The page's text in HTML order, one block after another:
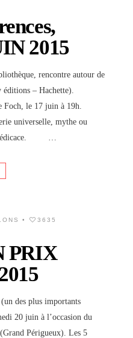
2015
rencontre autour de
éditions – Hachette).
le 17 juin à 19h.
universelle, mythe ou
dédicace. …
• 3635
PRIX
plus importants
20 juin à l’occasion du
Périgueux). Les 5